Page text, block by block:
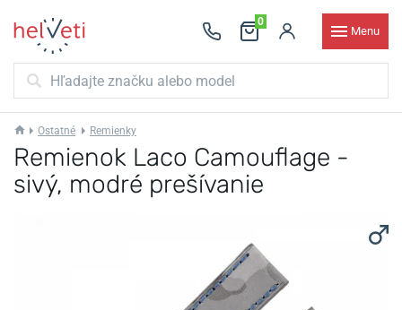
0
Menu
Ostatné Remienky
Remienok Laco Camouflage -
sivý, modré prešívanie